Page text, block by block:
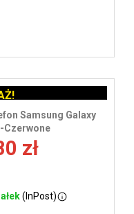
Samsung Galaxy
Czerwone
zł
(InPost)